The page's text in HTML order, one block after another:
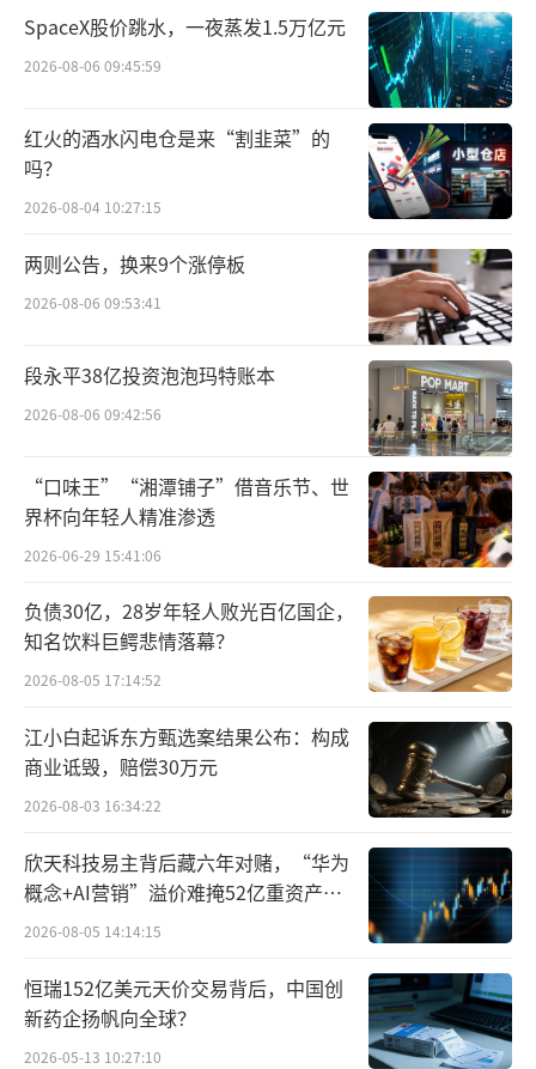
与此同时，在7月初的2024世界人工智能大
会上，上海发布首批无人驾驶智能网联汽车示
范应用许可。更重要的是，在此后不久，智能
驾驶企业赛可智能透露其在世界人工智能大会
上获得许可的无人驾驶出租车有望在8月对公众
开放。随着这一声明出现，或也预示着全上海
无人驾驶出租车的落地日期即为8月。
在市场充分“畅想”智能网约车前景之
际，大众交通则有意予以“降温”。公司表
示，近期智能网联汽车关注度较高，该模式目
前尚处于实验阶段，短期内对经营活动不会产
生重大影响。
剖析大众交通业务发现，公司四大主营分
饮食服务。据公司2023年年报，该年度交通汽
服产业收入占全部营业总收入的29.73%，房产
酒店产业收入占全部营业总收入的50.88%。因
此，除了拥有公共交通业务外，大众交通还具
备较为浓厚的“地产属性”。
非净利润亏损后，大众交通的经营状况有所复
苏。2023年公司扣非净利润录得1.335亿元，同
比增长231.04%，2024年一季度实现扣非净利
润3048万元，同比增长14.51%。
“长情牛散”刘伟成赢家
SpaceX股价跳水，一夜蒸发1.5万亿元
2026-08-06 09:45:59
红火的酒水闪电仓是来“割韭菜”的
吗？
2026-08-04 10:27:15
两则公告，换来9个涨停板
2026-08-06 09:53:41
段永平38亿投资泡泡玛特账本
2026-08-06 09:42:56
“口味王”“湘潭铺子”借音乐节、世
界杯向年轻人精准渗透
2026-06-29 15:41:06
负债30亿，28岁年轻人败光百亿国企，
知名饮料巨鳄悲情落幕？
2026-08-05 17:14:52
江小白起诉东方甄选案结果公布：构成
商业诋毁，赔偿30万元
2026-08-03 16:34:22
欣天科技易主背后藏六年对赌，“华为
概念+AI营销”溢价难掩52亿重资产考
验
2026-08-05 14:14:15
恒瑞152亿美元天价交易背后，中国创
新药企扬帆向全球？
2026-05-13 10:27:10